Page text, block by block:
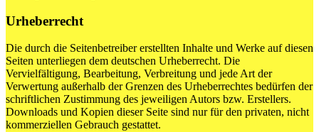
Urheberrecht
Die durch die Seitenbetreiber erstellten Inhalte und Werke auf diesen
Seiten unterliegen dem deutschen Urheberrecht. Die
Vervielfältigung, Bearbeitung, Verbreitung und jede Art der
Verwertung außerhalb der Grenzen des Urheberrechtes bedürfen der
schriftlichen Zustimmung des jeweiligen Autors bzw. Erstellers.
Downloads und Kopien dieser Seite sind nur für den privaten, nicht
kommerziellen Gebrauch gestattet.